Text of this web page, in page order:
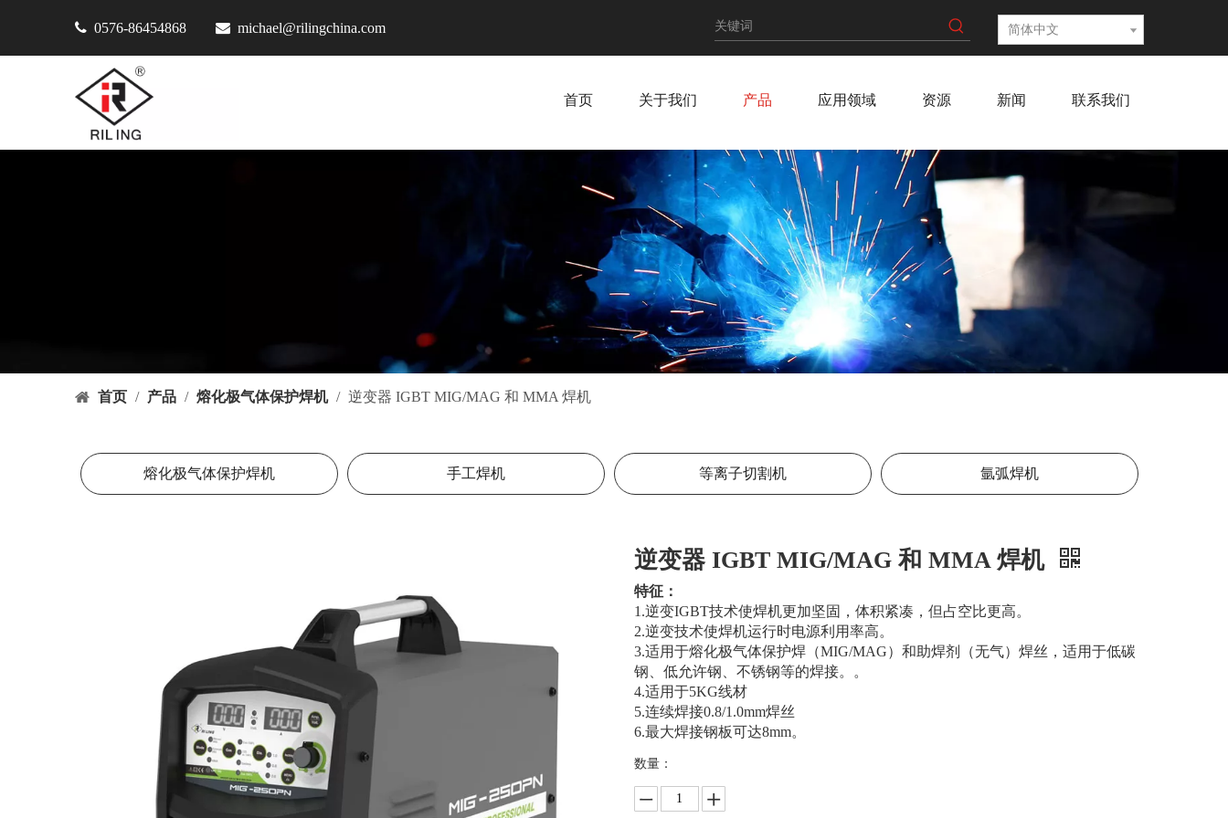
 0576-86454868  michael@rilingchina.com 简体中文
首页 关于我们 产品 应用领域 资源 新闻 联系我们
首页 / 产品 / 熔化极气体保护焊机 / 逆变器 IGBT MIG/MAG 和 MMA 焊机
熔化极气体保护焊机 手工焊机 等离子切割机 氩弧焊机
逆变器 IGBT MIG/MAG 和 MMA 焊机
特征：
1.逆变IGBT技术使焊机更加坚固，体积紧凑，但占空比更高。
2.逆变技术使焊机运行时电源利用率高。
3.适用于熔化极气体保护焊（MIG/MAG）和助焊剂（无气）焊丝，适用于低碳
钢、低允许钢、不锈钢等的焊接。。
4.适用于5KG线材
5.连续焊接0.8/1.0mm焊丝
6.最大焊接钢板可达8mm。
数量：